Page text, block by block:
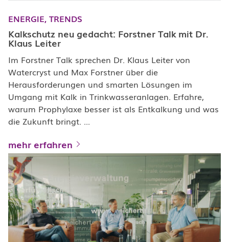
ENERGIE, TRENDS
Kalkschutz neu gedacht: Forstner Talk mit Dr.
Klaus Leiter
Im Forstner Talk sprechen Dr. Klaus Leiter von
Watercryst und Max Forstner über die
Herausforderungen und smarten Lösungen im
Umgang mit Kalk in Trinkwasseranlagen. Erfahre,
warum Prophylaxe besser ist als Entkalkung und was
die Zukunft bringt. ...
mehr erfahren